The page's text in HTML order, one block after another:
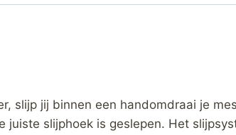
slijp jij binnen een handomdraai je
slijphoek is geslepen. Het